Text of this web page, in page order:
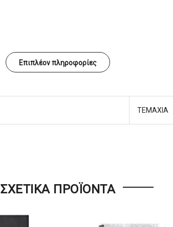
Επιπλέον πληροφορίες
ΤΕΜΑΧΙΑ
ΣΧΕΤΙΚΆ ΠΡΟΪΌΝΤΑ